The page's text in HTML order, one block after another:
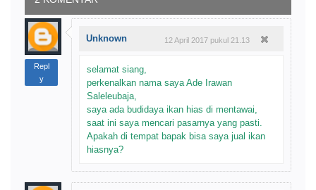
Repl
y
Unknown 12 April 2017 pukul 21.13
selamat siang,
perkenalkan nama saya Ade Irawan
Saleleubaja,
saya ada budidaya ikan hias di mentawai,
saat ini saya mencari pasarnya yang pasti.
Apakah di tempat bapak bisa saya jual ikan
hiasnya?